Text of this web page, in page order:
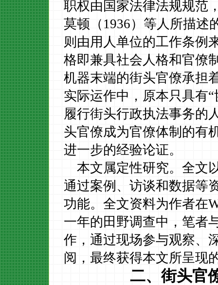
职权由国家法律法规规范
莫顿（1936）等人所描述
则由用人单位的工作条例
格即兼具社会人格和官僚
机器末端的街头官僚承担
实际运作中，原本只具有
履行街头行政执法事务的
头官僚成为官僚体制的有
进一步的经验论证。
本文属定性研究。全文
通过案例、访谈和数据等
功能。全文资料为作者在
一年的田野调查中，笔者
作，通过现场参与观察、
阅，最终获得本文所呈现
二、街头官